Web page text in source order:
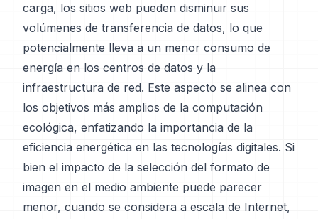
carga, los sitios web pueden disminuir sus
volúmenes de transferencia de datos, lo que
potencialmente lleva a un menor consumo de
energía en los centros de datos y la
infraestructura de red. Este aspecto se alinea con
los objetivos más amplios de la computación
ecológica, enfatizando la importancia de la
eficiencia energética en las tecnologías digitales. Si
bien el impacto de la selección del formato de
imagen en el medio ambiente puede parecer
menor, cuando se considera a escala de Internet,